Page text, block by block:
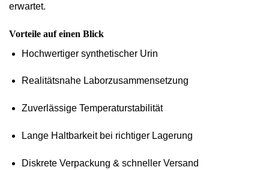
erwartet.
Vorteile auf einen Blick
Hochwertiger synthetischer Urin
Realitätsnahe Laborzusammensetzung
Zuverlässige Temperaturstabilität
Lange Haltbarkeit bei richtiger Lagerung
Diskrete Verpackung & schneller Versand